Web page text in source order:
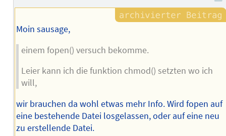
Moin sausage,
einem fopen() versuch bekomme.
Leier kann ich die funktion chmod() setzten wo ich
will,
wir brauchen da wohl etwas mehr Info. Wird fopen auf
eine bestehende Datei losgelassen, oder auf eine neu
zu erstellende Datei.